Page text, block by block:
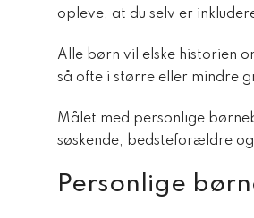
opleve, at du selv er
Alle børn vil elske historien
så ofte i større eller mindre
Målet med personlige
søskende, bedsteforældre
Personlige